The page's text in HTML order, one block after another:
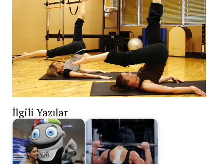
İlgili Yazılar